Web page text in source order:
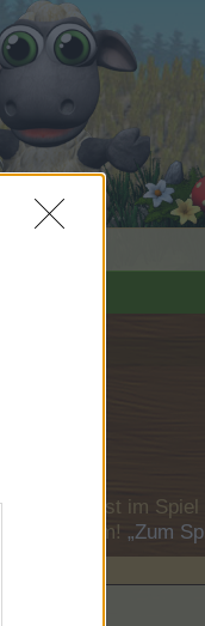
zunächst im Spiel
Forum! „Zum